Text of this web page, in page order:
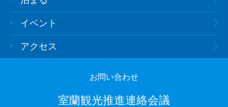
イベント
アクセス
お問い合わせ
室蘭観光推進連絡会議